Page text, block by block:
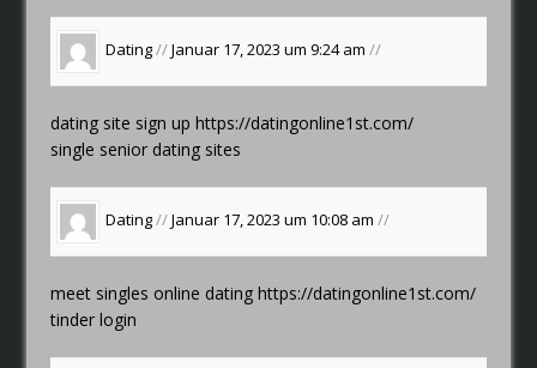
Dating//Januar 17, 2023 um 9:24 am//
dating site sign uphttps://datingonline1st.com/
single senior dating sites
Dating//Januar 17, 2023 um 10:08 am//
meet singles online datinghttps://datingonline1st.com/
tinder login